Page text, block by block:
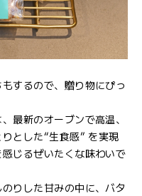
するので、贈り物にぴっ
最新のオーブンで高温、
とした“生食感” を実現
じるぜいたくな味わいで
りした甘みの中に、バタ